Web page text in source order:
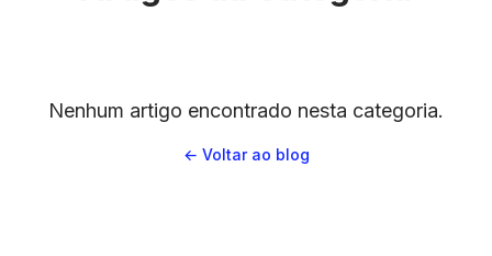
Nenhum artigo encontrado nesta categoria.
← Voltar ao blog